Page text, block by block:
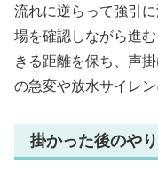
流れに逆らって強引
場を確認しながら進
きる距離を保ち、声
の急変や放水サイレ
掛かった後のや